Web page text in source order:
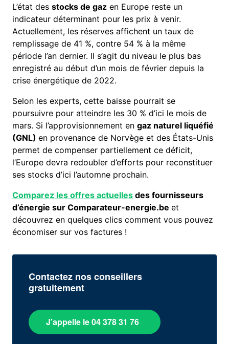
L’état desstocks de gaz en Europe reste un
indicateur déterminant pour les prix à venir.
Actuellement, les réserves affichent un taux de
remplissage de 41 %, contre 54 % à la même
période l’an dernier. Il s’agit du niveau le plus bas
enregistré au début d’un mois de février depuis la
crise énergétique de 2022.
Selon les experts, cette baisse pourrait se
poursuivre pour atteindre les 30 % d’ici le mois de
mars. Si l’approvisionnement engaz naturel liquéfié
(GNL)en provenance de Norvège et des États-Unis
permet de compenser partiellement ce déficit,
l’Europe devra redoubler d’efforts pour reconstituer
ses stocks d’ici l’automne prochain.
Comparez les offres actuelles des fournisseurs
d’énergie sur Comparateur-energie.beet
découvrez en quelques clics comment vous pouvez
économiser sur vos factures !
Contactez nos conseillers
gratuitement
J’appelle le 04 378 31 76